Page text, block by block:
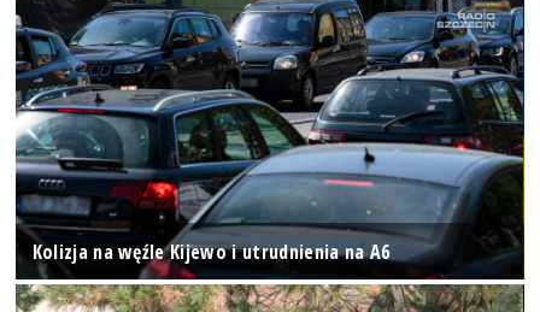
Kolizja na węźle Kijewo i utrudnienia na A6